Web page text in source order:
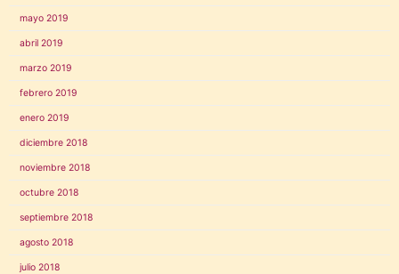
mayo 2019
abril 2019
marzo 2019
febrero 2019
enero 2019
diciembre 2018
noviembre 2018
octubre 2018
septiembre 2018
agosto 2018
julio 2018